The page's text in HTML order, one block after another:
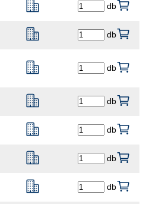
db
db
db
db
db
db
db